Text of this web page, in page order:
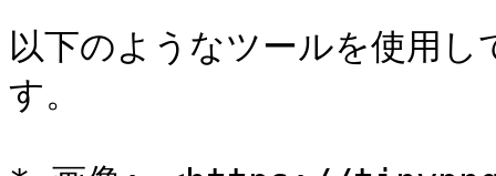
以下のようなツールを使用
す。